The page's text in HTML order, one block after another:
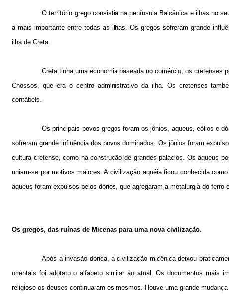
O território grego consistia na península Balcânica e ilhas no
a mais importante entre todas as ilhas. Os gregos sofreram grande
ilha de Creta.
Creta tinha uma economia baseada no comércio, os cretenses
Cnossos, que era o centro administrativo da ilha. Os cretenses
contábeis.
Os principais povos gregos foram os jônios, aqueus, eólios e
sofreram grande influência dos povos dominados. Os jônios foram
cultura cretense, como na construção de grandes palácios. Os aqueus
uniam-se por motivos maiores. A civilização aquéia ficou conhecida
aqueus foram expulsos pelos dórios, que agregaram a metalurgia do ferro
Os gregos, das ruínas de Micenas para uma nova civilização.
Após a invasão dórica, a civilização micênica deixou
orientais foi adotato o alfabeto similar ao atual. Os documentos mais
religioso os deuses continuaram os mesmos. Houve uma grande